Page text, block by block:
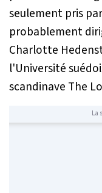
seulement pris
probablement
Charlotte
l'Université
scandinave The
La